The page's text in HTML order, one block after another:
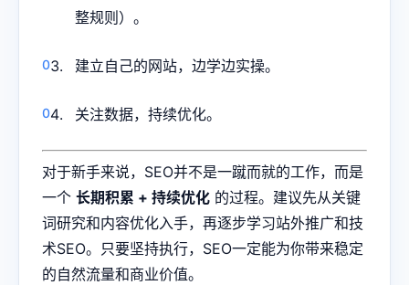
整规则）。
建立自己的网站，边学边实操。
关注数据，持续优化。
对于新手来说，SEO并不是一蹴而就的工作，而是
一个 长期积累 + 持续优化 的过程。建议先从关键
词研究和内容优化入手，再逐步学习站外推广和技
术SEO。只要坚持执行，SEO一定能为你带来稳定
的自然流量和商业价值。